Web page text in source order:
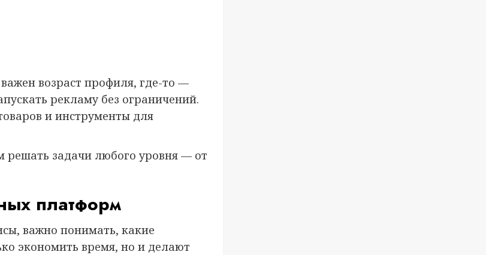
возраст профиля, где-то —
рекламу без ограничений.
и инструменты для
решать задачи любого уровня — от
платформ
важно понимать, какие
экономить время, но и делают